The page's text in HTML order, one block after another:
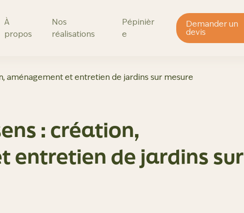
À
propos
Nos
réalisations
Pépinièr
e
Demander un
devis
aménagement et entretien de jardins sur mesure
: création,
entretien de jardins sur